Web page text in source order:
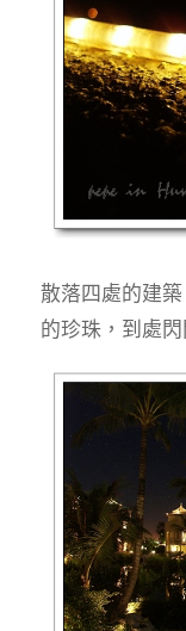
散落四處的建
的珍珠，到處閃